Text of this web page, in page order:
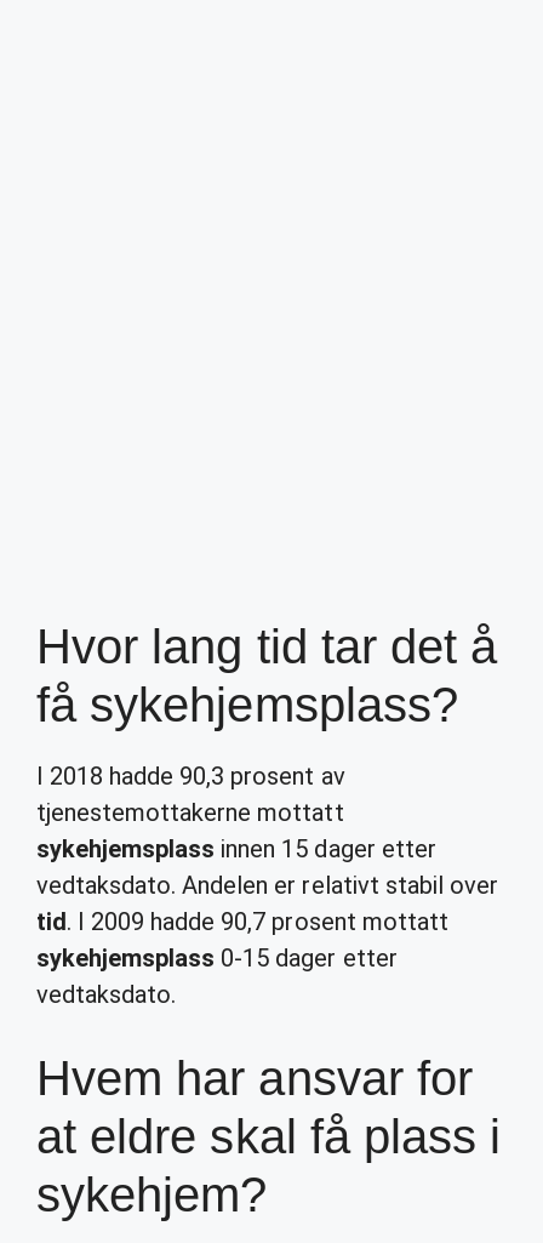
Hvor lang tid tar det å
få sykehjemsplass?
I 2018 hadde 90,3 prosent av
tjenestemottakerne mottatt
sykehjemsplass innen 15 dager etter
vedtaksdato. Andelen er relativt stabil over
tid. I 2009 hadde 90,7 prosent mottatt
sykehjemsplass 0-15 dager etter
vedtaksdato.
Hvem har ansvar for
at eldre skal få plass i
sykehjem?